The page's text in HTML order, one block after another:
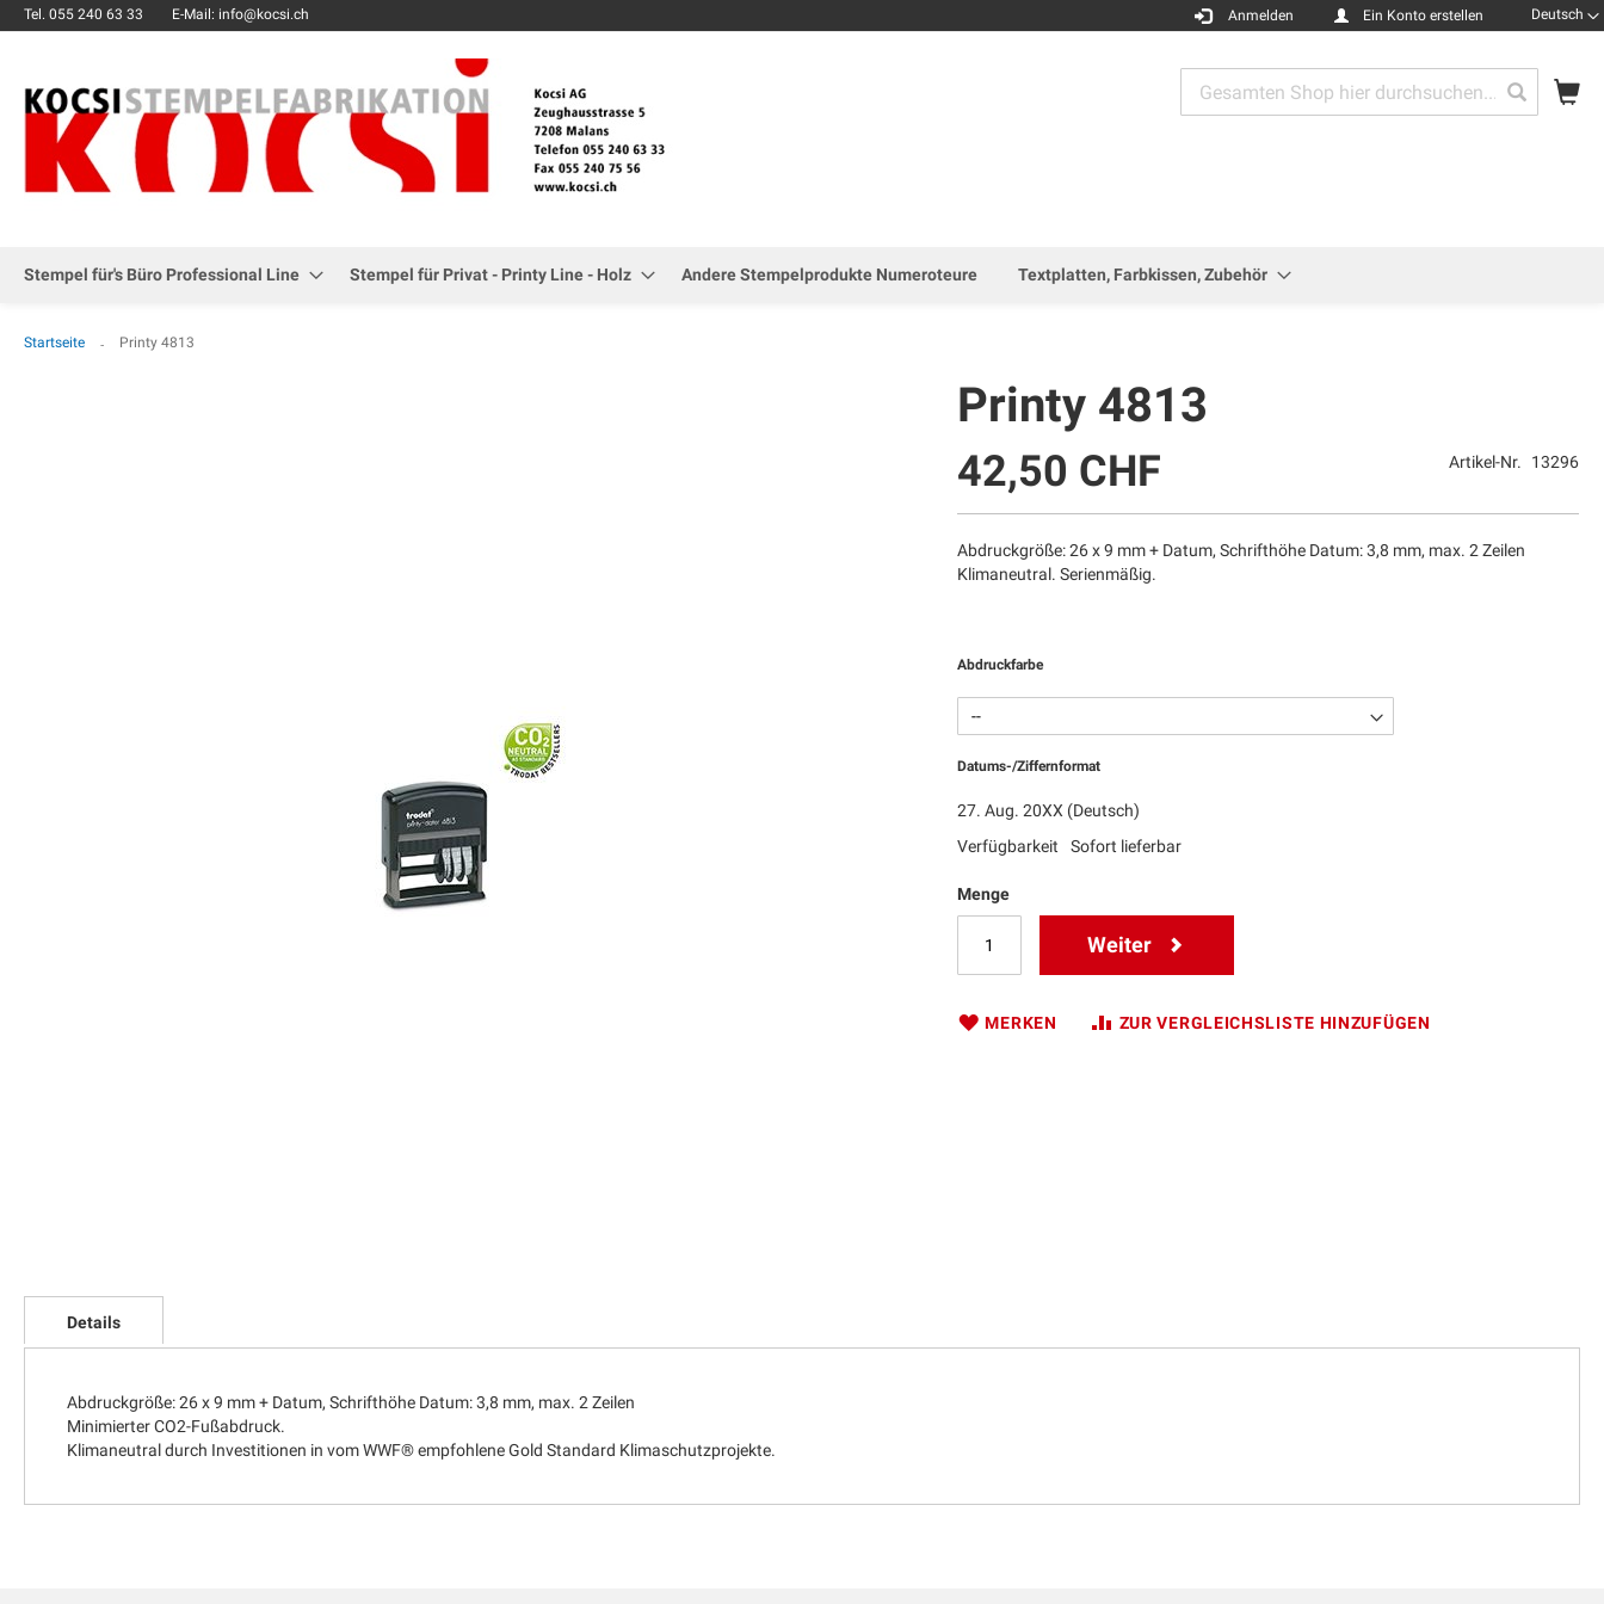
Tel. 055 240 63 33 E-Mail: info@kocsi.ch Sprache
Deutsch
Anmelden Ein Konto erstellen
Search
Stempel für's Büro Professional Line Stempel für Privat - Printy Line - Holz Andere Stempelprodukte Numeroteure Textplatten, Farbkissen, Zubehör
Startseite Printy 4813
Anfang
Bildgalerie
Printy 4813
42,50 CHF Artikel-Nr. 13296
Abdruckgröße: 26 x 9 mm + Datum, Schrifthöhe Datum: 3,8 mm, max. 2 Zeilen
Klimaneutral. Serienmäßig.
Abdruckfarbe
Datums-/Ziffernformat
27. Aug. 20XX (Deutsch)
Verfügbarkeit
Sofort lieferbar
Menge
Weiter
MERKEN ZUR VERGLEICHSLISTE HINZUFÜGEN
Details
Abdruckgröße: 26 x 9 mm + Datum, Schrifthöhe Datum: 3,8 mm, max. 2 Zeilen
Minimierter CO2-Fußabdruck.
Klimaneutral durch Investitionen in vom WWF® empfohlene Gold Standard Klimaschutzprojekte.